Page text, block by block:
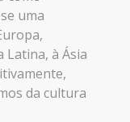
uma
Latina, à Ásia
da cultura